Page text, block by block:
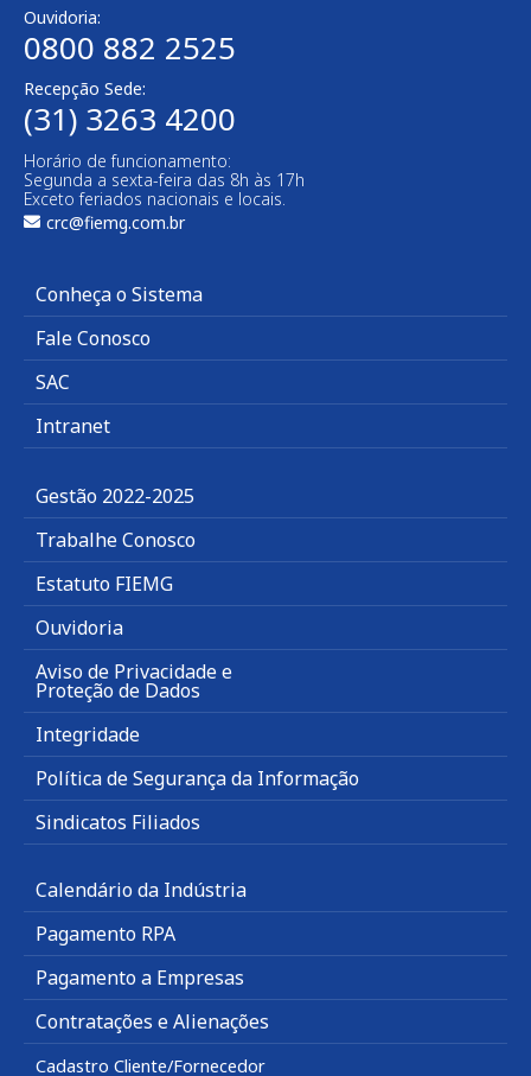
Ouvidoria:
0800 882 2525
Recepção Sede:
(31) 3263 4200
Horário de funcionamento:
Segunda a sexta-feira das 8h às 17h
Exceto feriados nacionais e locais.
crc@fiemg.com.br
Conheça o Sistema
Fale Conosco
SAC
Intranet
Gestão 2022-2025
Trabalhe Conosco
Estatuto FIEMG
Ouvidoria
Aviso de Privacidade e
Proteção de Dados
Integridade
Política de Segurança da Informação
Sindicatos Filiados
Calendário da Indústria
Pagamento RPA
Pagamento a Empresas
Contratações e Alienações
Cadastro Cliente/Fornecedor